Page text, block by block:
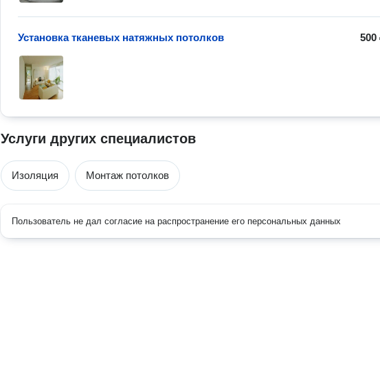
500
Установка тканевых натяжных потолков
Услуги других специалистов
Изоляция Монтаж потолков
Пользователь не дал согласие на распространение его персональных данных